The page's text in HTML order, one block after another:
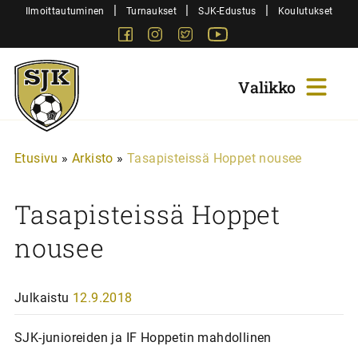
SiirryIlmoittautuminen | Turnaukset | SJK-Edustus | Koulutukset
FacebookInstagram
Twitter
Sjk-
Juniorit
Etusivu » Arkisto » Tasapisteissä Hoppet nousee
Tasapisteissä Hoppet
nousee
Julkaistu 12.9.2018
SJK-junioreiden ja IF Hoppetin mahdollinen